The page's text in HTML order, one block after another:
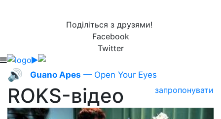
Поділіться з друзями!
Facebook
Twitter
🔊 Guano Apes — Open Your Eyes
ROKS-відео запропонувати